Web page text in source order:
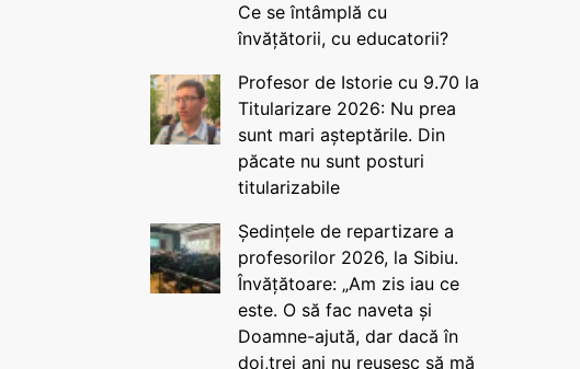
Ce se întâmplă cu
învățătorii, cu educatorii?
Profesor de Istorie cu 9.70 la
Titularizare 2026: Nu prea
sunt mari așteptările. Din
păcate nu sunt posturi
titularizabile
Ședințele de repartizare a
profesorilor 2026, la Sibiu.
Învățătoare: „Am zis iau ce
este. O să fac naveta și
Doamne-ajută, dar dacă în
doi,trei ani nu reușesc să mă